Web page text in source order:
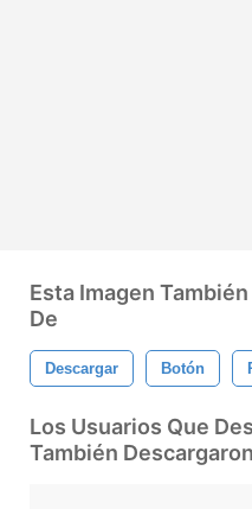
Esta Imagen
De
Descargar Botón
Los Usuarios Que
También Descargaron